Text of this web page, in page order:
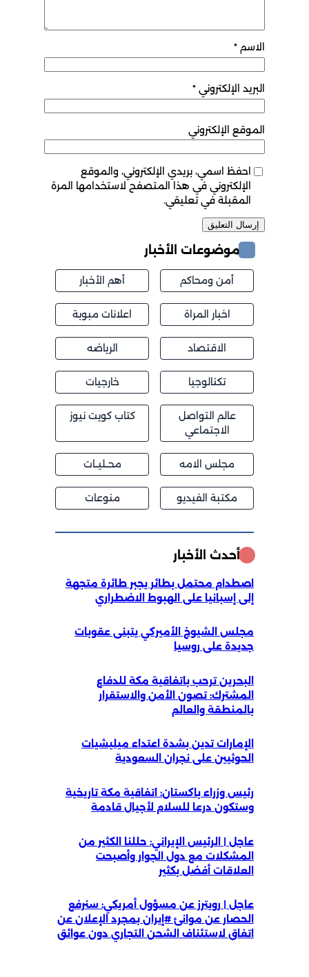
الاسم *
البريد الإلكتروني *
الموقع الإلكتروني
احفظ اسمي، بريدي الإلكتروني، والموقع
الإلكتروني في هذا المتصفح لاستخدامها المرة
المقبلة في تعليقي.
موضوعات الأخبار
أمن ومحاكم أهم الأخبار
اخبار المراة اعلانات مبوبة
الاقتصاد الرياضه
تكنالوجيا خارجيات
عالم التواصل
الاجتماعي
كتاب كويت نيوز
مجلس الامه محــليــات
مكتبة الفيديو منوعات
أحدث الأخبار
اصطدام محتمل بطائر يجبر طائرة متجهة
إلى إسبانيا على الهبوط الاضطراري
مجلس الشيوخ الأميركي يتبنى عقوبات
جديدة على روسيا
البحرين ترحب باتفاقية مكة للدفاع
المشترك: تصون الأمن والاستقرار
بالمنطقة والعالم
الإمارات تدين بشدة اعتداء ميليشيات
الحوثيين على نجران السعودية
رئيس وزراء باكستان: اتفاقية مكة تاريخية
وستكون درعا للسلام لأجيال قادمة
عاجل | الرئيس الإيراني: حللنا الكثير من
المشكلات مع دول الجوار وأصبحت
العلاقات أفضل بكثير
عاجل | رويترز عن مسؤول أمريكي: سنرفع
الحصار عن موانئ #إيران بمجرد الإعلان عن
اتفاق لاستئناف الشحن التجاري دون عوائق